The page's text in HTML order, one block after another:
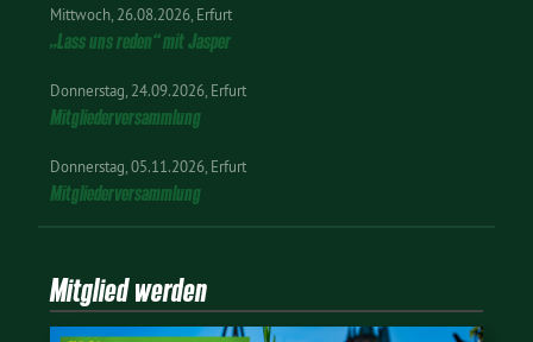
Mittwoch 26.08.2026 Erfurt
„Lass uns reden“ mit Jasper
Donnerstag 24.09.2026 Erfurt
Mitgliederversammlung
Donnerstag 05.11.2026 Erfurt
Mitgliederversammlung
Mitglied werden